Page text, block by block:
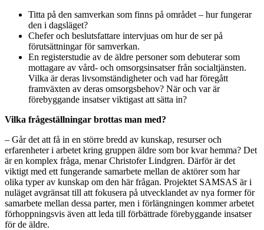
Titta på den samverkan som finns på området – hur fungerar
den i dagsläget?
Chefer och beslutsfattare intervjuas om hur de ser på
förutsättningar för samverkan.
En registerstudie av de äldre personer som debuterar som
mottagare av vård- och omsorgsinsatser från socialtjänsten.
Vilka är deras livsomständigheter och vad har föregått
framväxten av deras omsorgsbehov? När och var är
förebyggande insatser viktigast att sätta in?
Vilka frågeställningar brottas man med?
– Går det att få in en större bredd av kunskap, resurser och
erfarenheter i arbetet kring gruppen äldre som bor kvar hemma? Det
är en komplex fråga, menar Christofer Lindgren. Därför är det
viktigt med ett fungerande samarbete mellan de aktörer som har
olika typer av kunskap om den här frågan. Projektet SAMSAS är i
nuläget avgränsat till att fokusera på utvecklandet av nya former för
samarbete mellan dessa parter, men i förlängningen kommer arbetet
förhoppningsvis även att leda till förbättrade förebyggande insatser
för de äldre.